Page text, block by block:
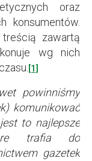
oraz
konsumentów.
zawartą
wg nich
[1]
powinniśmy
komunikować
to najlepsze
trafia do
gazetek